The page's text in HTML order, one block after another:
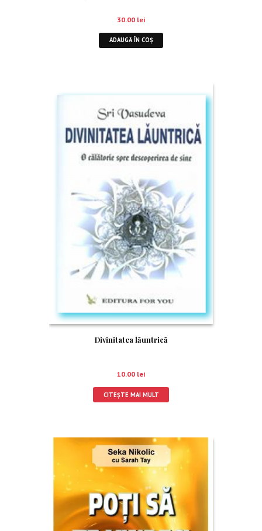
30.00 lei
ADAUGĂ ÎN COȘ
Divinitatea lăuntrică
10.00 lei
CITEȘTE MAI MULT